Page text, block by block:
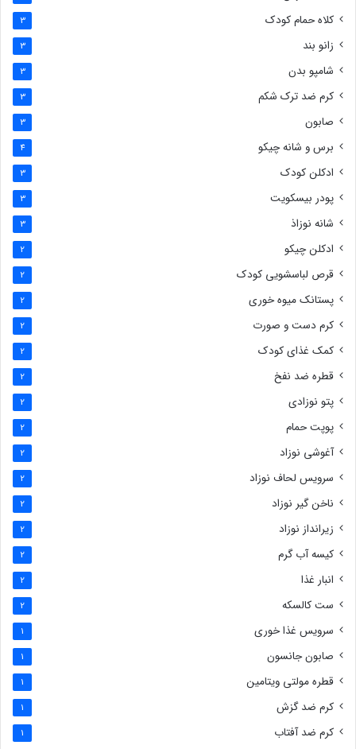
کلاه حمام کودک 3
زانو بند 3
شامپو بدن 3
کرم ضد ترک شکم 3
صابون 3
برس و شانه چیکو 4
ادکلن کودک 3
پودر بیسکویت 3
شانه نوزاذ 3
ادکلن چیکو 2
قرص لباسشویی کودک 2
پستانک میوه خوری 2
کرم دست و صورت 2
کمک غذای کودک 2
قطره ضد نفخ 2
پتو نوزادی 2
پوپت حمام 2
آغوشی نوزاد 2
سرویس لحاف نوزاد 2
ناخن گیر نوزاد 2
زیرانداز نوزاد 2
کیسه آب گرم 2
انبار غذا 2
ست کالسکه 2
سرویس غذا خوری 1
صابون جانسون 1
قطره مولتی ویتامین 1
کرم ضد گزش 1
کرم ضد آفتاب 1